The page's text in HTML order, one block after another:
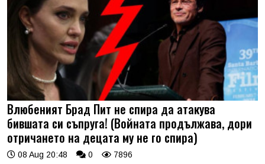
Влюбеният Брад Пит не спира да атакува
бившата си съпруга! (Войната продължава, дори
отричането на децата му не го спира)
08 Aug 20:48 0 7896